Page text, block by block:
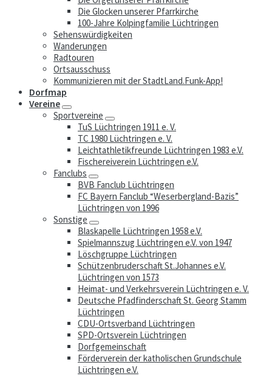
Die Glocken unserer Pfarrkirche
100-Jahre Kolpingfamilie Lüchtringen
Sehenswürdigkeiten
Wanderungen
Radtouren
Ortsausschuss
Kommunizieren mit der StadtLand.Funk-App!
Dorfmap
Vereine
Sportvereine
TuS Lüchtringen 1911 e. V.
TC 1980 Lüchtringen e. V.
Leichtathletikfreunde Lüchtringen 1983 e.V.
Fischereiverein Lüchtringen e.V.
Fanclubs
BVB Fanclub Lüchtringen
FC Bayern Fanclub “Weserbergland-Bazis”
Lüchtringen von 1996
Sonstige
Blaskapelle Lüchtringen 1958 e.V.
Spielmannszug Lüchtringen e.V. von 1947
Löschgruppe Lüchtringen
Schützenbruderschaft St.Johannes e.V.
Lüchtringen von 1573
Heimat- und Verkehrsverein Lüchtringen e. V.
Deutsche Pfadfinderschaft St. Georg Stamm
Lüchtringen
CDU-Ortsverband Lüchtringen
SPD-Ortsverein Lüchtringen
Dorfgemeinschaft
Förderverein der katholischen Grundschule
Lüchtringen e.V.